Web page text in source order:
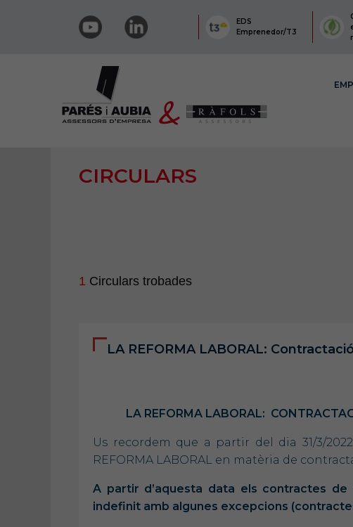
EDS
Emprenedor/T3
CIRCULARS
1 Circulars trobades
LA REFORMA LABORAL:
LA REFORMA LABORAL:
Us recordem que a partir del dia 31/3/
REFORMA LABORAL en matèria de
A partir d’aquesta data els contractes
indefinit amb algunes excepcions